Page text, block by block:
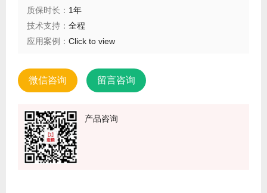
质保时长： 1年
技术支持： 全程
应用案例： Click to view
微信咨询 留言咨询
产品咨询